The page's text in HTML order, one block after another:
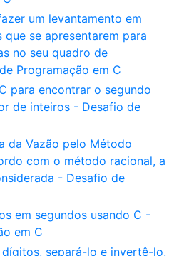
um levantamento em
se apresentarem para
no seu quadro de
Programação em C
para encontrar o segundo
de inteiros - Desafio de
da Vazão pelo Método
com o método racional, a
- Desafio de
em segundos usando C -
em C
separá-lo e invertê-lo,